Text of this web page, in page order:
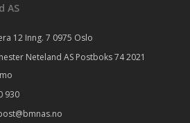
AS
12 Inng. 7 0975 Oslo
Neteland AS Postboks 74 2021
930